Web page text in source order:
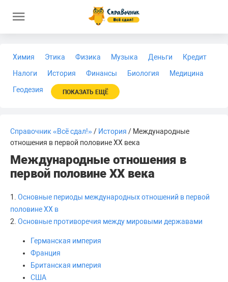
Химия Этика Физика Музыка Деньги
Кредит
Налоги
История Финансы Биология
Медицина
Геодезия
ПОКАЗАТЬ ЕЩЁ
Справочник «Всё сдал!»/ История / Международные
отношения в первой половине ХХ века
Международные отношения в
первой половине ХХ века
1. Основные периоды международных отношений в первой
половине ХХ в
2. Основные противоречия между мировыми державами
Германская империя
Франция
Британская империя
США